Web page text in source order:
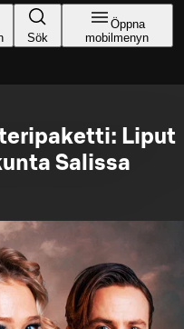
Sök
Öppna
mobilmenyn
Liput
Salissa